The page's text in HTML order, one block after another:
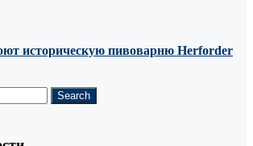
историческую пивоварню Herforder